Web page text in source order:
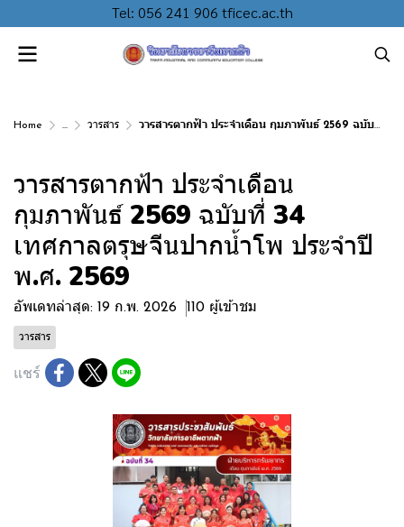
Tel: 056 241 906 tficec.ac.th
Home ... วารสาร วารสารตากฟ้า ประจำเดือน กุมภาพันธ์ 2569 ฉบับที่ 34 เทศกาลตรุษจีนปากน้ำโพ ประจำปี พ.ศ. 2569
วารสารตากฟ้า ประจำเดือน
กุมภาพันธ์ 2569 ฉบับที่ 34
เทศกาลตรุษจีนปากน้ำโพ ประจำปี
พ.ศ. 2569
อัพเดทล่าสุด: 19 ก.พ. 2026 110 ผู้เข้าชม
วารสาร
แชร์